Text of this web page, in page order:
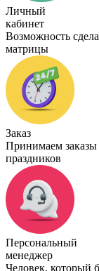
Личный
кабинет
Возможность
матрицы
Заказ
Принимаем
праздников
Персональный
менеджер
Человек, который